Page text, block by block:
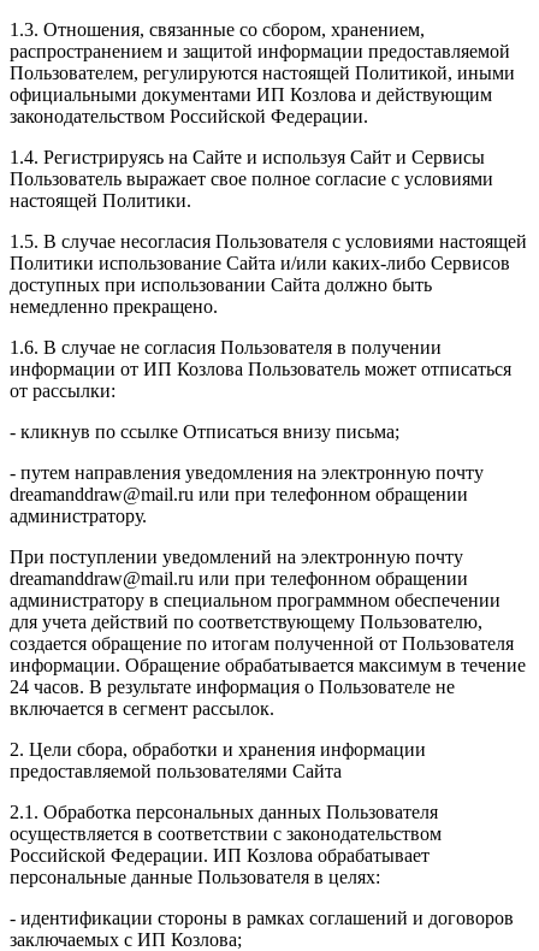
1.3. Отношения, связанные со сбором, хранением,
распространением и защитой информации предоставляемой
Пользователем, регулируются настоящей Политикой, иными
официальными документами ИП Козловa и действующим
законодательством Российской Федерации.
1.4. Регистрируясь на Сайте и используя Сайт и Сервисы
Пользователь выражает свое полное согласие с условиями
настоящей Политики.
1.5. В случае несогласия Пользователя с условиями настоящей
Политики использование Сайта и/или каких-либо Сервисов
доступных при использовании Сайта должно быть
немедленно прекращено.
1.6. В случае не согласия Пользователя в получении
информации от ИП Козлова Пользователь может отписаться
от рассылки:
- кликнув по ссылке Отписаться внизу письма;
- путем направления уведомления на электронную почту
dreamanddraw@mail.ru или при телефонном обращении
администратору.
При поступлении уведомлений на электронную почту
dreamanddraw@mail.ru или при телефонном обращении
администратору в специальном программном обеспечении
для учета действий по соответствующему Пользователю,
создается обращение по итогам полученной от Пользователя
информации. Обращение обрабатывается максимум в течение
24 часов. В результате информация о Пользователе не
включается в сегмент рассылок.
2. Цели сбора, обработки и хранения информации
предоставляемой пользователями Сайта
2.1. Обработка персональных данных Пользователя
осуществляется в соответствии с законодательством
Российской Федерации. ИП Козловa обрабатывает
персональные данные Пользователя в целях:
- идентификации стороны в рамках соглашений и договоров
заключаемых с ИП Козлова;